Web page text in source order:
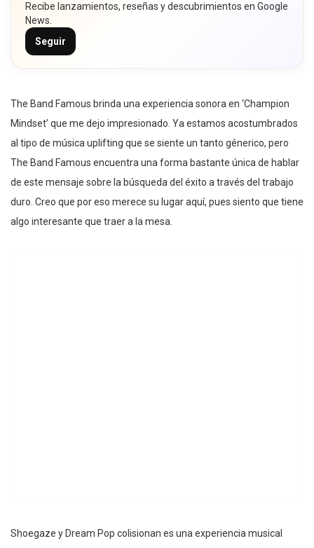
Recibe lanzamientos, reseñas y descubrimientos en Google
News.
Seguir
The Band Famous brinda una experiencia sonora en ‘Champion
Mindset’ que me dejo impresionado. Ya estamos acostumbrados
al tipo de música uplifting que se siente un tanto génerico, pero
The Band Famous encuentra una forma bastante única de hablar
de este mensaje sobre la búsqueda del éxito a través del trabajo
duro. Creo que por eso merece su lugar aquí, pues siento que tiene
algo interesante que traer a la mesa.
Shoegaze y Dream Pop colisionan es una experiencia musical